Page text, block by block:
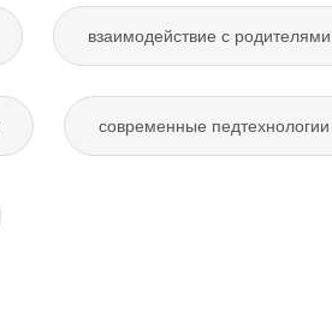
взаимодействие с родителями
современные